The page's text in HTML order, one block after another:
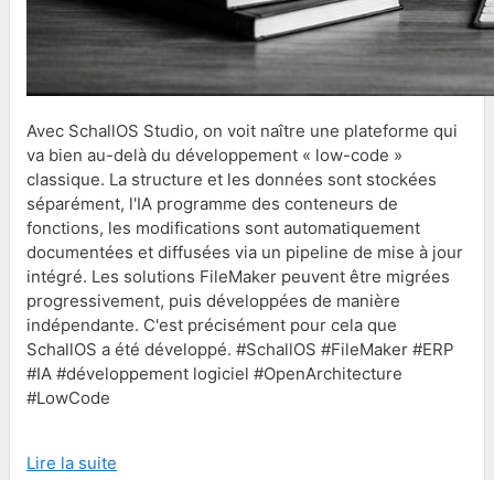
Avec SchallOS Studio, on voit naître une plateforme qui
va bien au-delà du développement « low-code »
classique. La structure et les données sont stockées
séparément, l'IA programme des conteneurs de
fonctions, les modifications sont automatiquement
documentées et diffusées via un pipeline de mise à jour
intégré. Les solutions FileMaker peuvent être migrées
progressivement, puis développées de manière
indépendante. C'est précisément pour cela que
SchallOS a été développé. #SchallOS #FileMaker #ERP
#IA #développement logiciel #OpenArchitecture
#LowCode
Lire la suite